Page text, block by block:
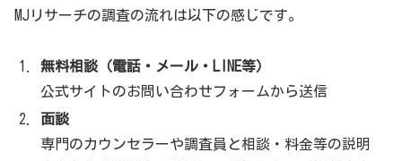
を活用しています。
#浮気 #不倫 #調査 を始め、#人探し
#相続人探
し
#婚前調査
調査
#嫌がらせ証拠 #ストーカー対策 #データ復
MJリサーチの調査の流れは以下の感じです。
無料相談（電話・メール・LINE等）
公式サイトのお問い合わせフォームから送信
面談
専門のカウンセラーや調査員と相談・料金等の説明